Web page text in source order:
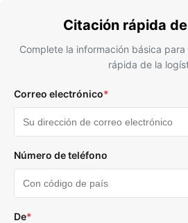
Citación rápida
Complete la información básica
rápida de la
Correo electrónico*
Número de teléfono
De*